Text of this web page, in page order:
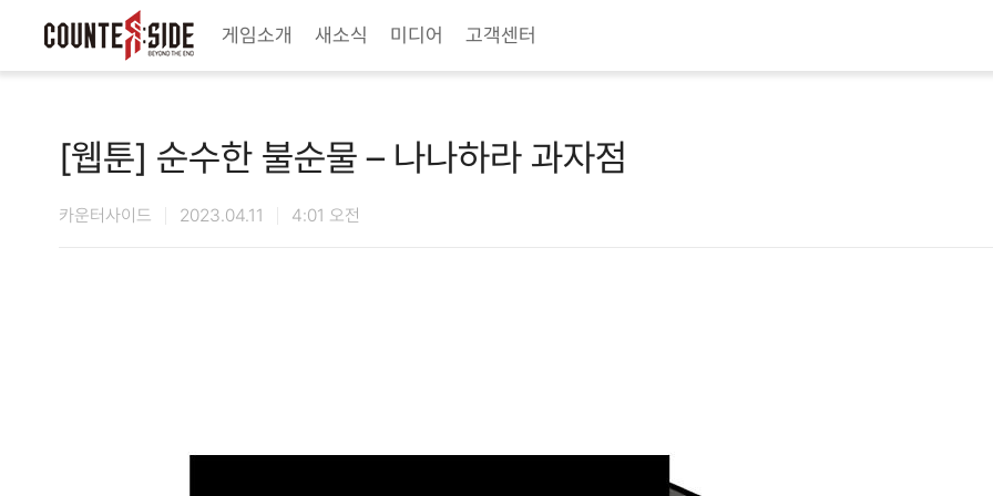
게임소개 새소식 미디어 고객센터
TwitterYoutubeNaver Game
Steam
[웹툰] 순수한 불순물 – 나나하라 과자점
카운터사이드 2023.04.11 4:01 오전